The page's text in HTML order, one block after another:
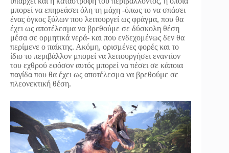
μπορεί να επηρεάσει όλη τη μάχη -όπως το να σπάσει
ένας όγκος ξύλων που λειτουργεί ως φράγμα, που θα
έχει ως αποτέλεσμα να βρεθούμε σε δύσκολη θέση
μέσα σε ορμητικά νερά- και που ενδεχομένως δεν θα
περίμενε ο παίκτης. Ακόμη, ορισμένες φορές και το
ίδιο το περιβάλλον μπορεί να λειτουργήσει εναντίον
του εχθρού εφόσον αυτός μπορεί να πέσει σε κάποια
παγίδα που θα έχει ως αποτέλεσμα να βρεθούμε σε
πλεονεκτική θέση.